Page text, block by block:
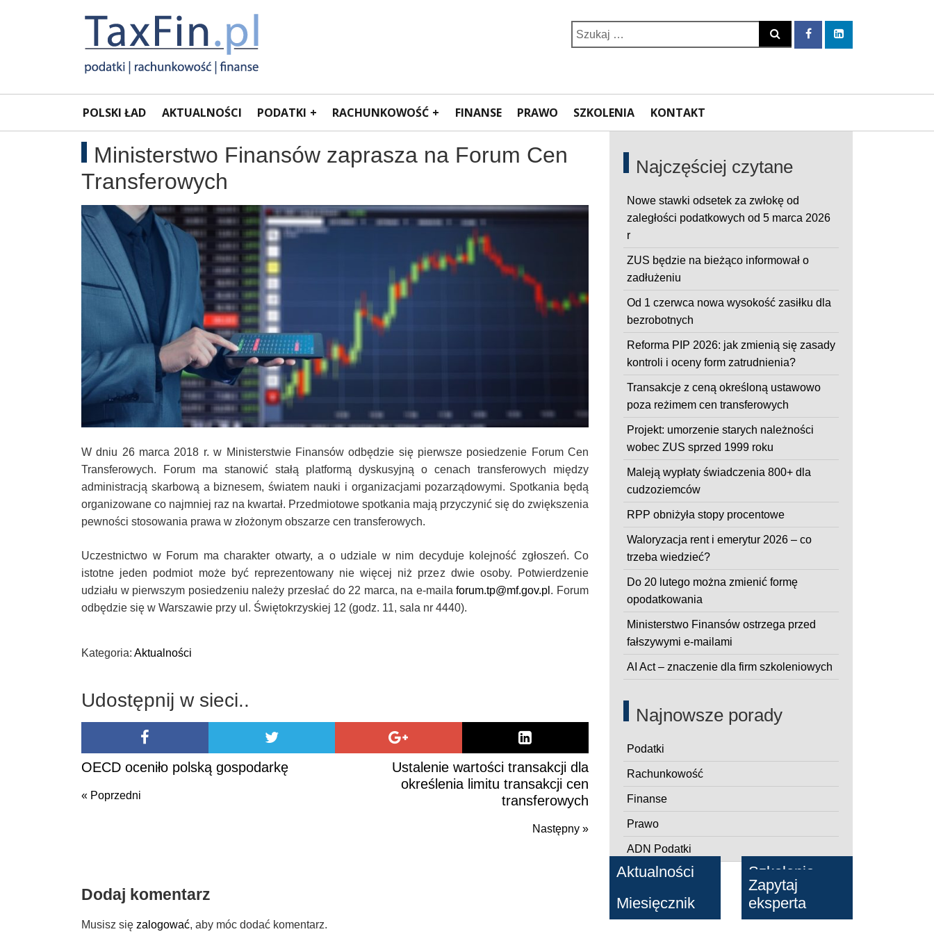
Rachunkowość,
Podatki,
VAT,
Orzeczenia
NSA
WSA
–
Taxfin.pl
Portal
dla
księgowych
Search
for:
Szukaj
POLSKI ŁAD AKTUALNOŚCI PODATKI RACHUNKOWOŚĆ FINANSE PRAWO SZKOLENIA KONTAKT
Ministerstwo Finansów zaprasza na Forum Cen
Transferowych
W dniu 26 marca 2018 r. w Ministerstwie Finansów odbędzie się pierwsze posiedzenie Forum Cen
Transferowych. Forum ma stanowić stałą platformą dyskusyjną o cenach transferowych między
administracją skarbową a biznesem, światem nauki i organizacjami pozarządowymi. Spotkania będą
organizowane co najmniej raz na kwartał. Przedmiotowe spotkania mają przyczynić się do zwiększenia
pewności stosowania prawa w złożonym obszarze cen transferowych.
Uczestnictwo w Forum ma charakter otwarty, a o udziale w nim decyduje kolejność zgłoszeń. Co
istotne jeden podmiot może być reprezentowany nie więcej niż przez dwie osoby. Potwierdzenie
udziału w pierwszym posiedzeniu należy przesłać do 22 marca, na e-mailaforum.tp@mf.gov.pl . Forum
odbędzie się w Warszawie przy ul. Świętokrzyskiej 12 (godz. 11, sala nr 4440).
Kategoria: Aktualności
Udostępnij w sieci..
OECD oceniło polską gospodarkę
« Poprzedni
Ustalenie wartości transakcji dla
określenia limitu transakcji cen
transferowych
Następny »
Dodaj komentarz
Musisz się zalogować, aby móc dodać komentarz.
Najczęściej czytane
Nowe stawki odsetek za zwłokę od
zaległości podatkowych od 5 marca 2026
r
ZUS będzie na bieżąco informował o
zadłużeniu
Od 1 czerwca nowa wysokość zasiłku dla
bezrobotnych
Reforma PIP 2026: jak zmienią się zasady
kontroli i oceny form zatrudnienia?
Transakcje z ceną określoną ustawowo
poza reżimem cen transferowych
Projekt: umorzenie starych należności
wobec ZUS sprzed 1999 roku
Maleją wypłaty świadczenia 800+ dla
cudzoziemców
RPP obniżyła stopy procentowe
Waloryzacja rent i emerytur 2026 – co
trzeba wiedzieć?
Do 20 lutego można zmienić formę
opodatkowania
Ministerstwo Finansów ostrzega przed
fałszywymi e-mailami
AI Act – znaczenie dla firm szkoleniowych
Najnowsze porady
Podatki
Rachunkowość
Finanse
Prawo
ADN Podatki
Aktualności
Szkolenia
Miesięcznik
Zapytaj
eksperta